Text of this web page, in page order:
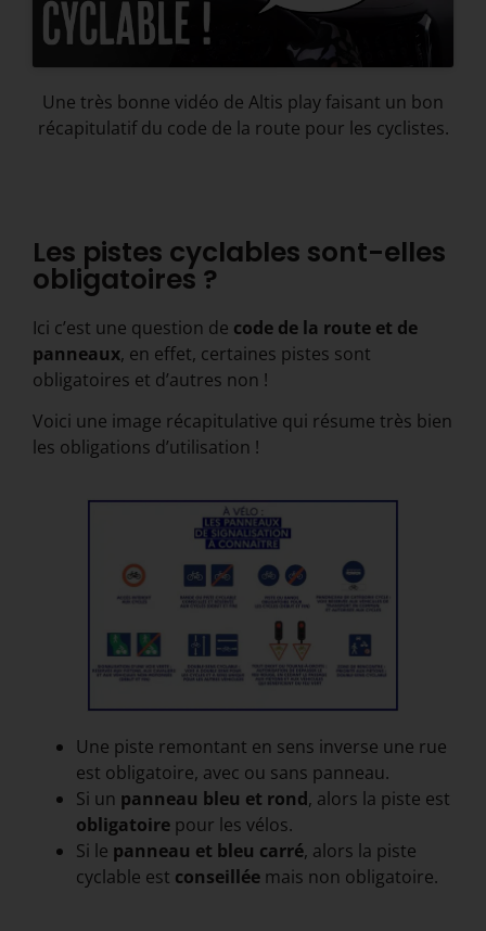
Une très bonne vidéo de Altis play faisant un bon
récapitulatif du code de la route pour les cyclistes.
Les pistes cyclables sont-elles
obligatoires ?
Ici c’est une question de code de la route et de
panneaux, en effet, certaines pistes sont
obligatoires et d’autres non !
Voici une image récapitulative qui résume très bien
les obligations d’utilisation !
Une piste remontant en sens inverse une rue
est obligatoire, avec ou sans panneau.
Si un panneau bleu et rond, alors la piste est
obligatoire pour les vélos.
Si le panneau et bleu carré, alors la piste
cyclable est conseillée mais non obligatoire.